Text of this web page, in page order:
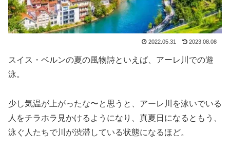
2022.05.31 2023.08.08
スイス・ベルンの夏の風物詩といえば、アーレ川での遊
泳。
少し気温が上がったな〜と思うと、アーレ川を泳いでいる
人をチラホラ見かけるようになり、真夏日になるともう、
泳ぐ人たちで川が渋滞している状態になるほど。